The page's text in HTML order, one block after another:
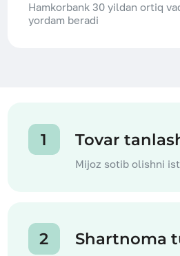
Hamkorbank 30 yildan ortiq
yordam beradi
1 Tovar
Mijoz sotib olishni
2 Shartnoma